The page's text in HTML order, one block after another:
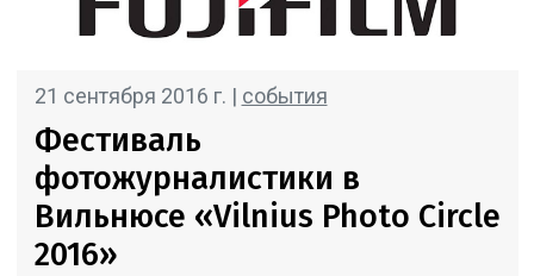
21 сентября 2016 г. | события
Фестиваль
фотожурналистики в
Вильнюсе «Vilnius Photo Circle
2016»